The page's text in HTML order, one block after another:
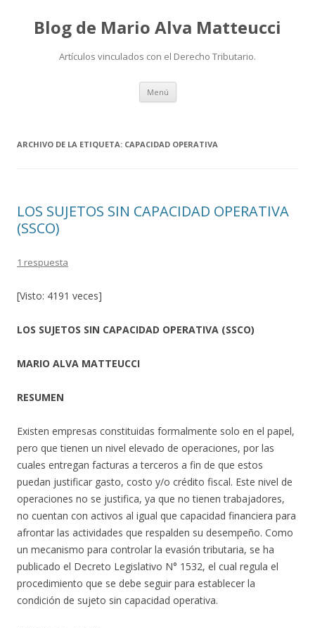
Blog de Mario Alva Matteucci
Artículos vinculados con el Derecho Tributario.
Menú Ir
contenido
ARCHIVO DE LA ETIQUETA: CAPACIDAD OPERATIVA
LOS SUJETOS SIN CAPACIDAD OPERATIVA
(SSCO)
1 respuesta
[Visto: 4191 veces]
LOS SUJETOS SIN CAPACIDAD OPERATIVA (SSCO)
MARIO ALVA MATTEUCCI
RESUMEN
Existen empresas constituidas formalmente solo en el papel,
pero que tienen un nivel elevado de operaciones, por las
cuales entregan facturas a terceros a fin de que estos
puedan justificar gasto, costo y/o crédito fiscal. Este nivel de
operaciones no se justifica, ya que no tienen trabajadores,
no cuentan con activos al igual que capacidad financiera para
afrontar las actividades que respalden su desempeño. Como
un mecanismo para controlar la evasión tributaria, se ha
publicado el Decreto Legislativo N° 1532, el cual regula el
procedimiento que se debe seguir para establecer la
condición de sujeto sin capacidad operativa.